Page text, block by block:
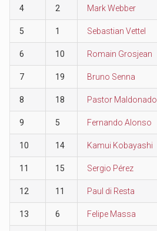
4 2 Mark Webber
5 1 Sebastian Vettel
6 10 Romain Grosjean
7 19 Bruno Senna
8 18 Pastor Maldonado
9 5 Fernando Alonso
10 14 Kamui Kobayashi
11 15 Sergio Pérez
12 11 Paul di Resta
13 6 Felipe Massa